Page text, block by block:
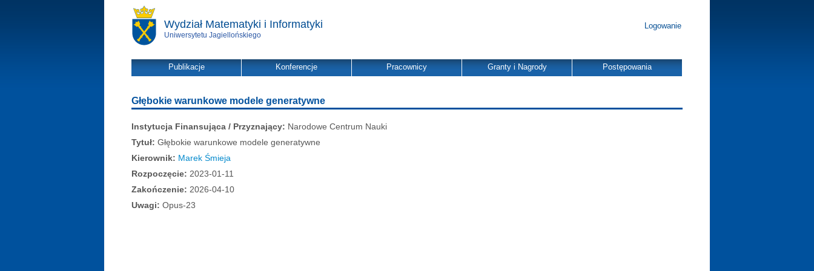
Wydział Matematyki i Informatyki
Uniwersytetu Jagiellońskiego
Logowanie
Publikacje Konferencje Pracownicy Granty i Nagrody Postępowania
Głębokie warunkowe modele generatywne
Instytucja Finansująca / Przyznający: Narodowe Centrum Nauki
Tytuł: Głębokie warunkowe modele generatywne
Kierownik: Marek Śmieja
Rozpoczęcie: 2023-01-11
Zakończenie: 2026-04-10
Uwagi: Opus-23